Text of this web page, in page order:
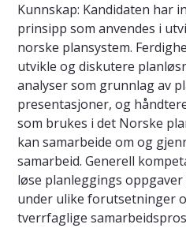
Kunnskap: Kandidaten har
prinsipp som anvendes i
norske plansystem.
utvikle og diskutere
analyser som grunnlag av
presentasjoner, og
som brukes i det Norske
kan samarbeide om og
samarbeid. Generell
løse planleggings
under ulike forutsetninger
tverrfaglige